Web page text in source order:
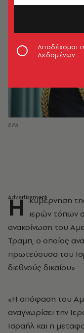
EPA
Η κυβέρνηση
ιερών τόπων
ανακοίνωση του
Τραμπ, ο οποίος
πρωτεύουσα του
διεθνούς δικαίου»
«Η απόφαση του
αναγνωρίσει την
Ισραήλ και η
Αποδέχομαι
Δεδομένων